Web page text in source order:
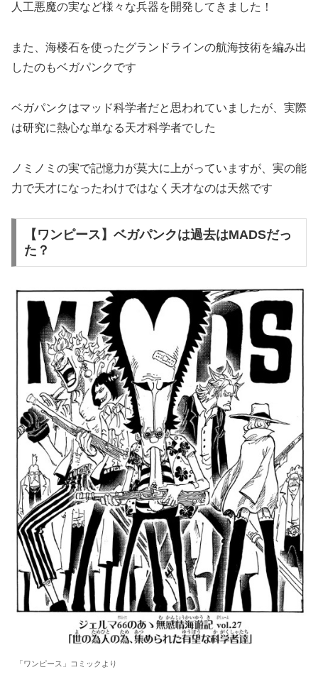
人工悪魔の実など様々な兵器を開発してきました！
また、海楼石を使ったグランドラインの航海技術を編み出
したのもベガパンクです
ベガパンクはマッド科学者だと思われていましたが、実際
は研究に熱心な単なる天才科学者でした
ノミノミの実で記憶力が莫大に上がっていますが、実の能
力で天才になったわけではなく天才なのは天然です
【ワンピース】ベガパンクは過去はMADSだっ
た？
「ワンピース」コミックより